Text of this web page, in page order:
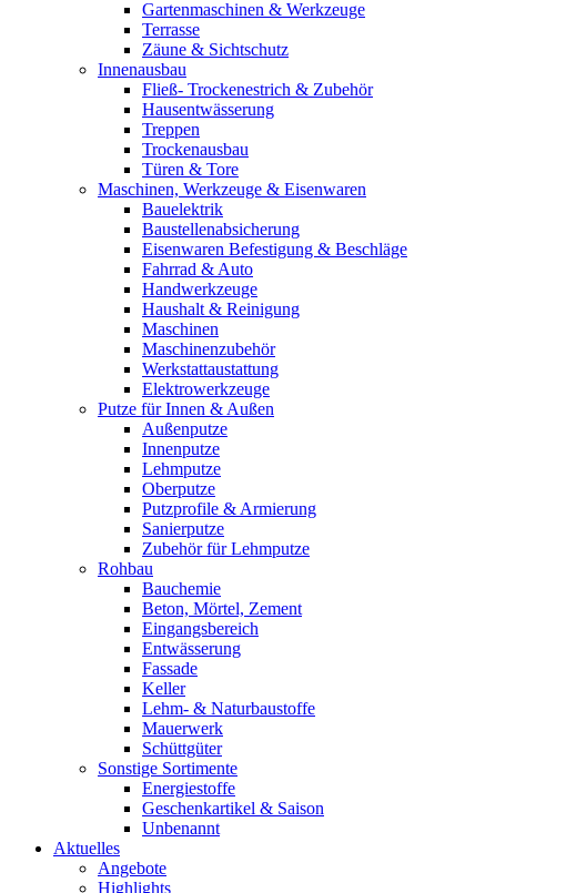
Gartenmaschinen & Werkzeuge
Terrasse
Zäune & Sichtschutz
Innenausbau
Fließ- Trockenestrich & Zubehör
Hausentwässerung
Treppen
Trockenausbau
Türen & Tore
Maschinen, Werkzeuge & Eisenwaren
Bauelektrik
Baustellenabsicherung
Eisenwaren Befestigung & Beschläge
Fahrrad & Auto
Handwerkzeuge
Haushalt & Reinigung
Maschinen
Maschinenzubehör
Werkstattaustattung
Elektrowerkzeuge
Putze für Innen & Außen
Außenputze
Innenputze
Lehmputze
Oberputze
Putzprofile & Armierung
Sanierputze
Zubehör für Lehmputze
Rohbau
Bauchemie
Beton, Mörtel, Zement
Eingangsbereich
Entwässerung
Fassade
Keller
Lehm- & Naturbaustoffe
Mauerwerk
Schüttgüter
Sonstige Sortimente
Energiestoffe
Geschenkartikel & Saison
Unbenannt
Aktuelles
Angebote
Highlights